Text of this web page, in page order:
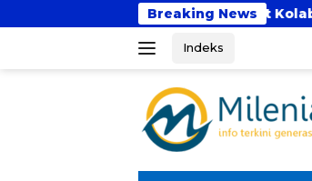
ke
Breaking News
Bhakti Perkuat Kolaborasi Akademik
Indeks